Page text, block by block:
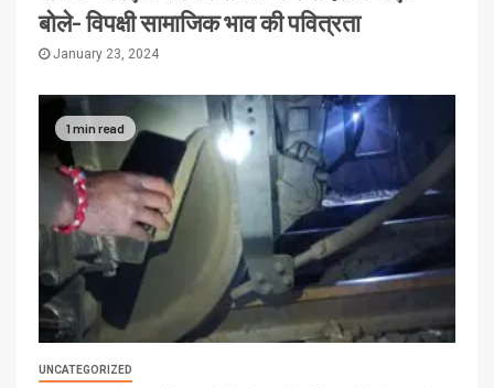
बोले- विपक्षी सामाजिक भाव की पवित्रता
January 23, 2024
1 min read
UNCATEGORIZED